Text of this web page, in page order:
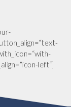
left“]